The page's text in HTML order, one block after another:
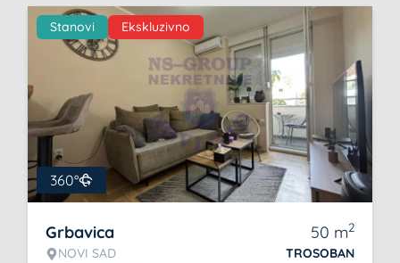
Stanovi Ekskluzivno
360°
Grbavica
NOVI SAD
50 m2
TROSOBAN